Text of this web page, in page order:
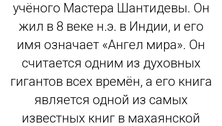
учёного Мастера Шантидевы. Он
жил в 8 веке н.э. в Индии, и его
имя означает «Ангел мира». Он
считается одним из духовных
гигантов всех времён, а его книга
является одной из самых
известных книг в махаянской